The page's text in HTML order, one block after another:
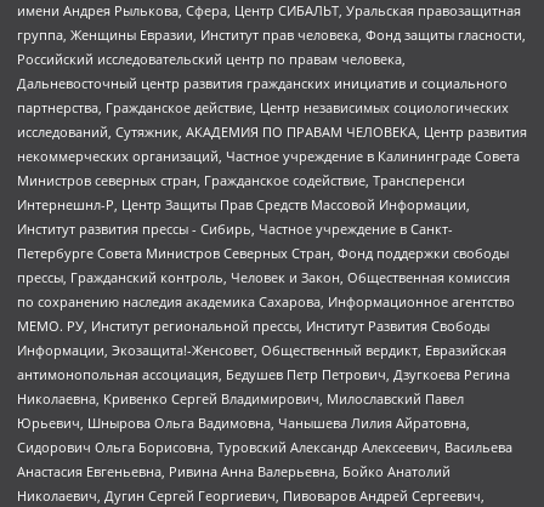
имени Андрея Рылькова, Сфера, Центр СИБАЛЬТ, Уральская правозащитная
группа, Женщины Евразии, Институт прав человека, Фонд защиты гласности,
Российский исследовательский центр по правам человека,
Дальневосточный центр развития гражданских инициатив и социального
партнерства, Гражданское действие, Центр независимых социологических
исследований, Сутяжник, АКАДЕМИЯ ПО ПРАВАМ ЧЕЛОВЕКА, Центр развития
некоммерческих организаций, Частное учреждение в Калининграде Совета
Министров северных стран, Гражданское содействие, Трансперенси
Интернешнл-Р, Центр Защиты Прав Средств Массовой Информации,
Институт развития прессы - Сибирь, Частное учреждение в Санкт-
Петербурге Совета Министров Северных Стран, Фонд поддержки свободы
прессы, Гражданский контроль, Человек и Закон, Общественная комиссия
по сохранению наследия академика Сахарова, Информационное агентство
МЕМО. РУ, Институт региональной прессы, Институт Развития Свободы
Информации, Экозащита!-Женсовет, Общественный вердикт, Евразийская
антимонопольная ассоциация, Бедушев Петр Петрович, Дзугкоева Регина
Николаевна, Кривенко Сергей Владимирович, Милославский Павел
Юрьевич, Шнырова Ольга Вадимовна, Чанышева Лилия Айратовна,
Сидорович Ольга Борисовна, Туровский Александр Алексеевич, Васильева
Анастасия Евгеньевна, Ривина Анна Валерьевна, Бойко Анатолий
Николаевич, Дугин Сергей Георгиевич, Пивоваров Андрей Сергеевич,